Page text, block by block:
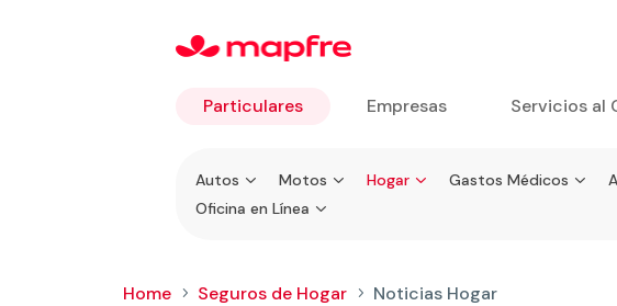
Particulares
Ir a
Particulares
Autos Motos Hogar Gastos Médicos
Oficina en Línea
Empresas Servicios al
Home 5 Seguros de Hogar 5 Noticias Hogar